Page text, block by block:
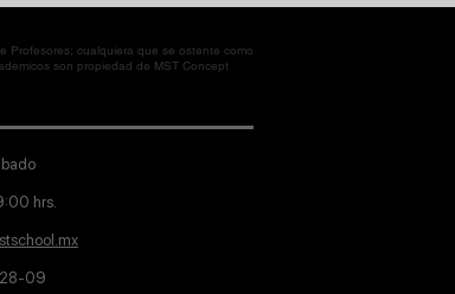
Profesores; cualquiera que se ostente como
son propiedad de MST Concept
hrs.
09